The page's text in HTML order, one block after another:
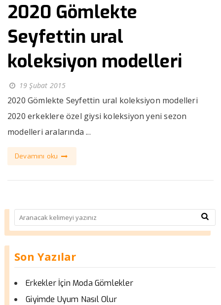
2020 Gömlekte
Seyfettin ural
koleksiyon modelleri
19 Şubat 2015
2020 Gömlekte Seyfettin ural koleksiyon modelleri
2020 erkeklere özel giysi koleksiyon yeni sezon
modelleri aralarında ...
Devamını oku
Son Yazılar
Erkekler İçin Moda Gömlekler
Giyimde Uyum Nasıl Olur